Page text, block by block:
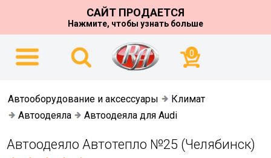
САЙТ ПРОДАЕТСЯ
Нажмите, чтобы узнать больше
0
Автооборудование и аксессуары
Климат
Автоодеяла
Автоодеяла для Audi
Автоодеяло Автотепло №25 (Челябинск)